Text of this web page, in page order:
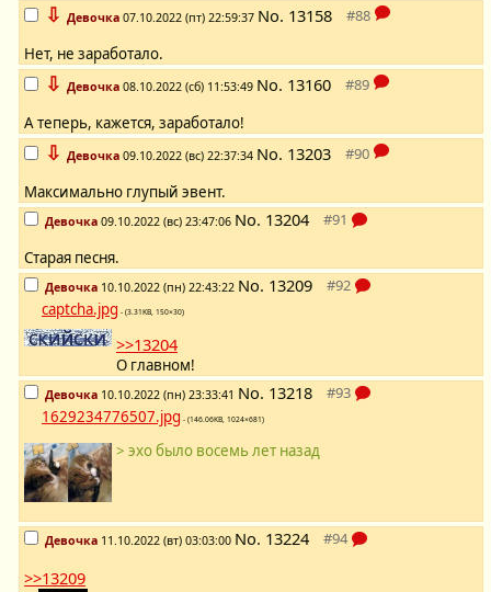
⇩ Девочка 07.10.2022 (пт) 22:59:37 No. 13158
Нет, не заработало.
⇩ Девочка 08.10.2022 (сб) 11:53:49 No. 13160
А теперь, кажется, заработало!
⇩ Девочка 09.10.2022 (вс) 22:37:34 No. 13203
Максимально глупый эвент.
Девочка 09.10.2022 (вс) 23:47:06 No. 13204
Старая песня.
Девочка 10.10.2022 (пн) 22:43:22 No. 13209
captcha.jpg - (3.31KB, 150×30)
>>13204
О главном!
Девочка 10.10.2022 (пн) 23:33:41 No. 13218
1629234776507.jpg - (146.06KB, 1024×681)
> эхо было восемь лет назад
Девочка 11.10.2022 (вт) 03:03:00 No. 13224
>>13209